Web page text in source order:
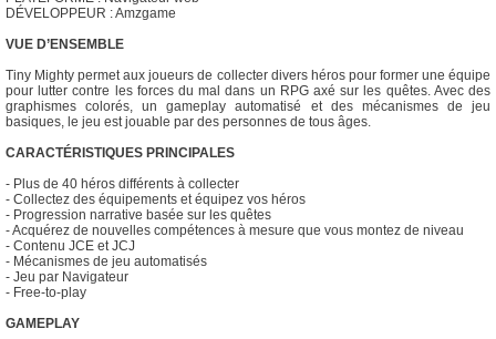
DÉVELOPPEUR : Amzgame
VUE D’ENSEMBLE
Tiny Mighty permet aux joueurs de collecter divers héros pour former une équipe
pour lutter contre les forces du mal dans un RPG axé sur les quêtes. Avec des
graphismes colorés, un gameplay automatisé et des mécanismes de jeu
basiques, le jeu est jouable par des personnes de tous âges.
CARACTÉRISTIQUES PRINCIPALES
- Plus de 40 héros différents à collecter
- Collectez des équipements et équipez vos héros
- Progression narrative basée sur les quêtes
- Acquérez de nouvelles compétences à mesure que vous montez de niveau
- Contenu JCE et JCJ
- Mécanismes de jeu automatisés
- Jeu par Navigateur
- Free-to-play
GAMEPLAY